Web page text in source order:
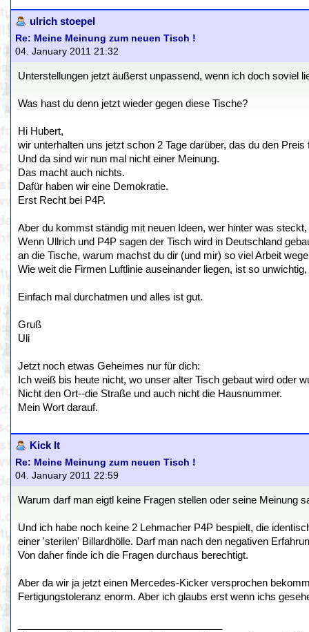
ulrich stoepel
Re: Meine Meinung zum neuen Tisch !
04. January 2011 21:32
Unterstellungen jetzt äußerst unpassend, wenn ich doch soviel
Was hast du denn jetzt wieder gegen diese Tische?
Hi Hubert,
wir unterhalten uns jetzt schon 2 Tage darüber, das du den
Und da sind wir nun mal nicht einer Meinung.
Das macht auch nichts.
Dafür haben wir eine Demokratie.
Erst Recht bei P4P.
Aber du kommst ständig mit neuen Ideen, wer hinter was
Wenn Ullrich und P4P sagen der Tisch wird in Deutschland
an die Tische, warum machst du dir (und mir) so viel Arbeit
Wie weit die Firmen Luftlinie auseinander liegen, ist so
Einfach mal durchatmen und alles ist gut.
Gruß
Uli
Jetzt noch etwas Geheimes nur für dich:
Ich weiß bis heute nicht, wo unser alter Tisch gebaut wird oder
Nicht den Ort--die Straße und auch nicht die Hausnummer.
Mein Wort darauf.
Kick It
Re: Meine Meinung zum neuen Tisch !
04. January 2011 22:59
Warum darf man eigtl keine Fragen stellen oder seine Meinung
Und ich habe noch keine 2 Lehmacher P4P bespielt, die
einer 'sterilen' Billardhölle. Darf man nach den negativen
Von daher finde ich die Fragen durchaus berechtigt.
Aber da wir ja jetzt einen Mercedes-Kicker versprochen
Fertigungstoleranz enorm. Aber ich glaubs erst wenn ichs